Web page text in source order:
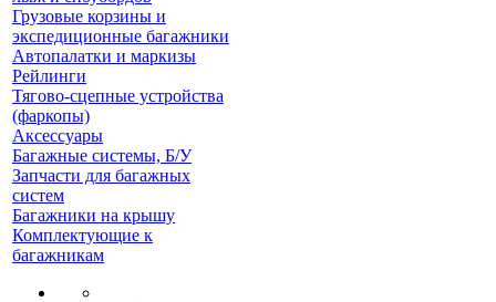
Грузовые корзины и
экспедиционные багажники
Автопалатки и маркизы
Рейлинги
Тягово-сцепные устройства
(фаркопы)
Аксессуары
Багажные системы, Б/У
Запчасти для багажных
систем
Багажники на крышу
Комплектующие к
багажникам